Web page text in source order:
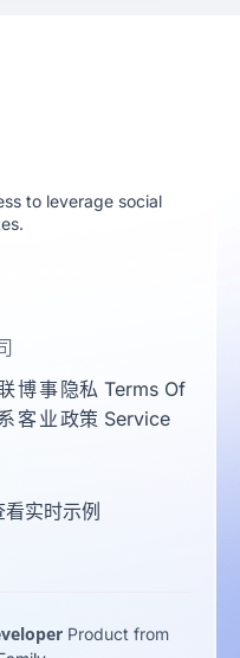
to leverage social
博
客
事
业
隐私
政策
Terms Of
Service
看实时示例
Product from